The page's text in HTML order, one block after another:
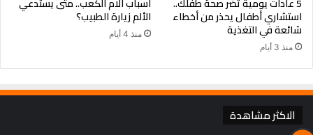
توفر طاقة مستدامة بدون تقلبات مفاجئة في مستويات السكر، ما
يجعلها خيارًا مثاليًا للرياضيين.
بفضل أوميغا-3، تسهم في دعم التركيز، المزاج الإيجابي، والوظائف
الذهنية.
خلاصة:
استشاري أطفال يحذر من أخطاء
شائعة في التغذية
منذ 3 أيام
الألم زيارة الطبيب؟
منذ 4 أيام
الاكثر مشاهدة